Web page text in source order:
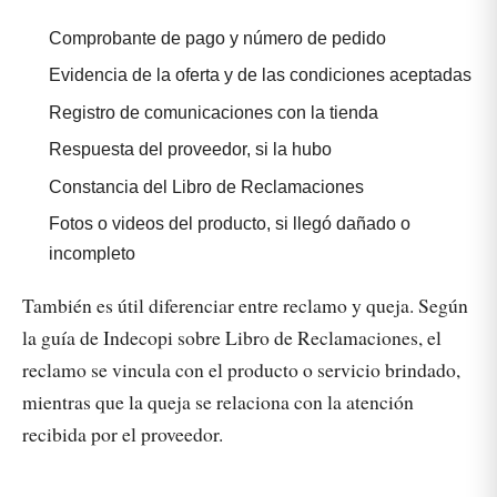
Comprobante de pago y número de pedido
Evidencia de la oferta y de las condiciones aceptadas
Registro de comunicaciones con la tienda
Respuesta del proveedor, si la hubo
Constancia del Libro de Reclamaciones
Fotos o videos del producto, si llegó dañado o
incompleto
También es útil diferenciar entre reclamo y queja. Según
la guía de Indecopi sobre Libro de Reclamaciones, el
reclamo se vincula con el producto o servicio brindado,
mientras que la queja se relaciona con la atención
recibida por el proveedor.